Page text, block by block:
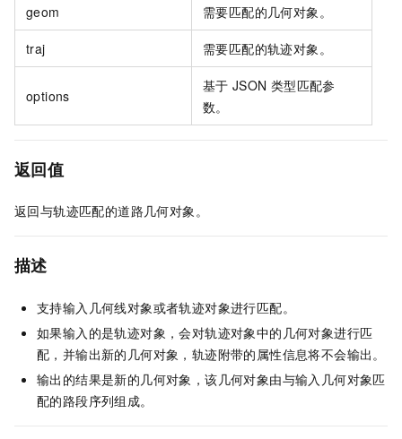
geom 需要匹配的几何对象。
traj 需要匹配的轨迹对象。
options
基于 JSON 类型匹配参
数。
返回值
返回与轨迹匹配的道路几何对象。
描述
支持输入几何线对象或者轨迹对象进行匹配。
如果输入的是轨迹对象，会对轨迹对象中的几何对象进行匹
配，并输出新的几何对象，轨迹附带的属性信息将不会输出。
输出的结果是新的几何对象，该几何对象由与输入几何对象匹
配的路段序列组成。